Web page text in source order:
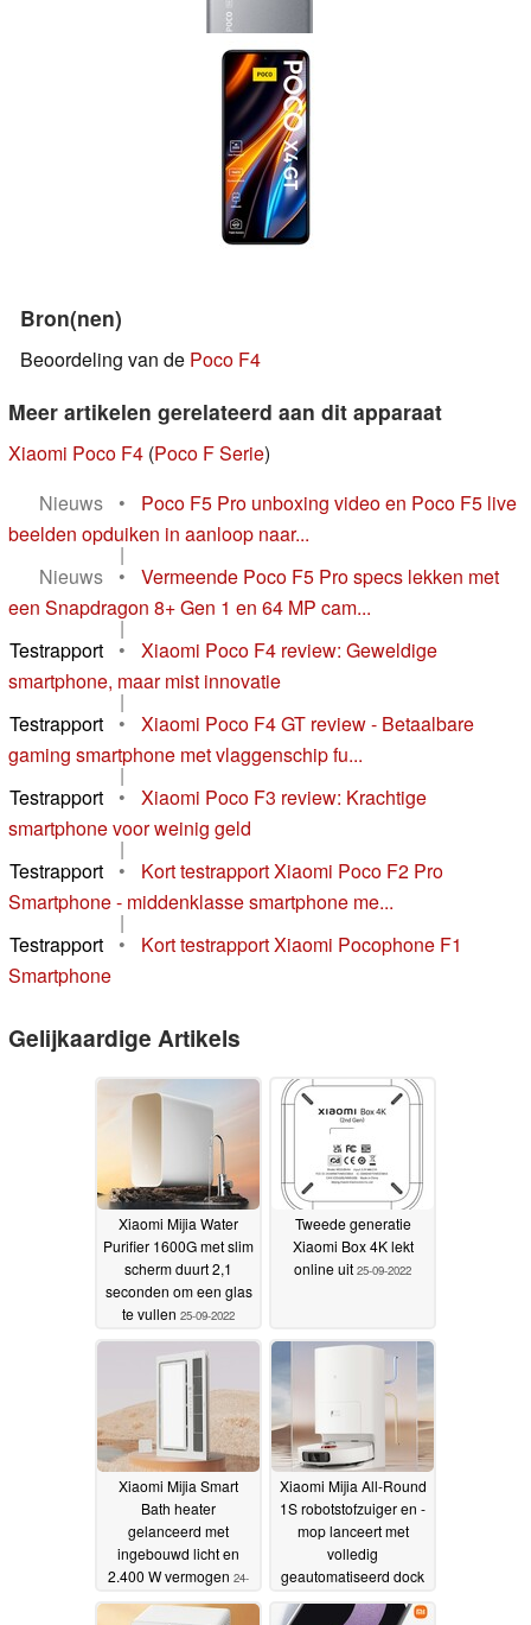
Bron(nen)
Beoordeling van de Poco F4
Meer artikelen gerelateerd aan dit apparaat
Xiaomi Poco F4 (Poco F Serie)
Nieuws
•
Poco F5 Pro unboxing video en Poco F5 live
beelden opduiken in aanloop naar...
|
Nieuws
•
Vermeende Poco F5 Pro specs lekken met
een Snapdragon 8+ Gen 1 en 64 MP cam...
|
Testrapport
•
Xiaomi Poco F4 review: Geweldige
smartphone, maar mist innovatie
|
Testrapport
•
Xiaomi Poco F4 GT review - Betaalbare
gaming smartphone met vlaggenschip fu...
|
Testrapport
•
Xiaomi Poco F3 review: Krachtige
smartphone voor weinig geld
|
Testrapport
•
Kort testrapport Xiaomi Poco F2 Pro
Smartphone - middenklasse smartphone me...
|
Testrapport
•
Kort testrapport Xiaomi Pocophone F1
Smartphone
Gelijkaardige Artikels
Xiaomi Mijia Water
Purifier 1600G met slim
scherm duurt 2,1
seconden om een glas
te vullen 25-09-2022
Tweede generatie
Xiaomi Box 4K lekt
online uit 25-09-2022
Xiaomi Mijia Smart
Bath heater
gelanceerd met
ingebouwd licht en
2.400 W vermogen 24-
09-2022
Xiaomi Mijia All-Round
1S robotstofzuiger en -
mop lanceert met
volledig
geautomatiseerd dock
24-09-2022